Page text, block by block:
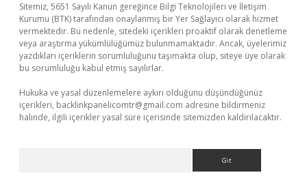
Sitemiz, 5651 Sayılı Kanun gereğince Bilgi Teknolojileri ve İletişim
Kurumu (BTK) tarafından onaylanmış bir Yer Sağlayıcı olarak hizmet
vermektedir. Bu nedenle, sitedeki içerikleri proaktif olarak denetleme
veya araştırma yükümlülüğümüz bulunmamaktadır. Ancak, üyelerimiz
yazdıkları içeriklerin sorumluluğunu taşımakta olup, siteye üye olarak
bu sorumluluğu kabul etmiş sayılırlar.
Hukuka ve yasal düzenlemelere aykırı olduğunu düşündüğünüz
içerikleri, backlinkpanelicomtr@gmail.com adresine bildirmeniz
halinde, ilgili içerikler yasal süre içerisinde sitemizden kaldırılacaktır.